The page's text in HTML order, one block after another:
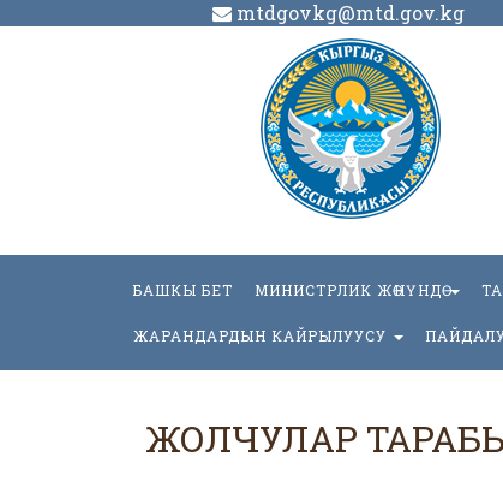
mtdgovkg@mtd.gov.kg
БАШКЫ БЕТ МИНИСТРЛИК ЖӨНҮНДӨ
ЖАРАНДАРДЫН КАЙРЫЛУУСУ
ЖОЛЧУЛАР